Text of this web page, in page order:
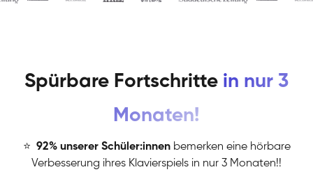
Spürbare Fortschritte in nur 3
Monaten!
⭐ 92% unserer Schüler:innen bemerken eine hörbare
Verbesserung ihres Klavierspiels in nur 3 Monaten!!